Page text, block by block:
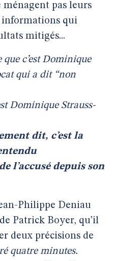
pas leurs
informations qui
mitigés...
que c’est Dominique
qui a dit “non
Dominique Strauss-
dit, c’est la
l’accusé depuis son
Philippe Deniau
Patrick Boyer, qu’il
deux précisions de
quatre minutes.